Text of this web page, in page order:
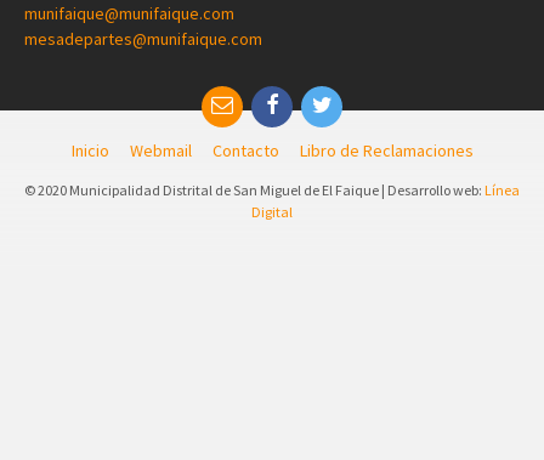
munifaique@munifaique.com
mesadepartes@munifaique.com
Inicio Webmail Contacto Libro de Reclamaciones
© 2020 Municipalidad Distrital de San Miguel de El Faique | Desarrollo web: Línea
Digital